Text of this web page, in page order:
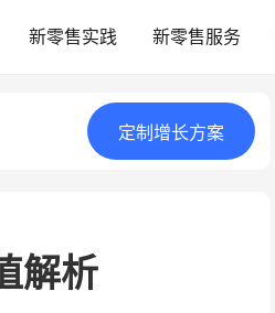
新零售实践 新零售服务
定制 增长方案
解析